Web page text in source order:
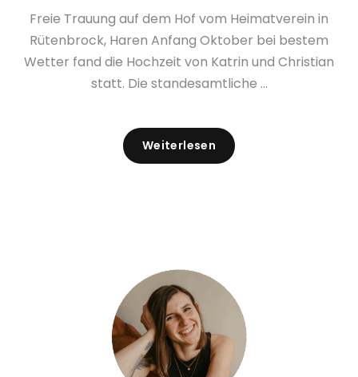
Freie Trauung auf dem Hof vom Heimatverein in
Rütenbrock, Haren Anfang Oktober bei bestem
Wetter fand die Hochzeit von Katrin und Christian
statt. Die standesamtliche ...
Weiterlesen